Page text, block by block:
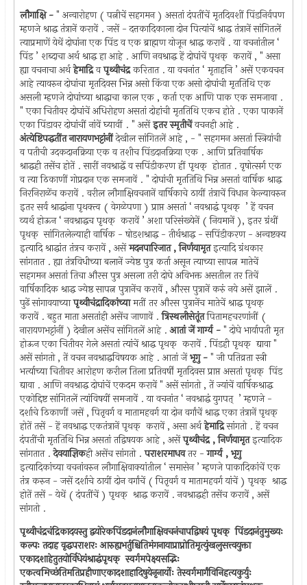
लौगाक्षि -" अन्वारोहण ( पत्नीचें सहगमन ) असतां दंपतींचें मृतदिवशीं पिंडनिर्वपण
म्हणजे श्राद्ध तंत्रानें करावें . जसें - दत्तकादिकाला दोन पित्यांचें श्राद्ध तंत्रानें सांगितलें
त्याप्रमाणें येथें दोघांना एक पिंड व एक ब्राह्मण योजून श्राद्ध करावें . या वचनांतील ‘
पिंड ’ शब्दाचा अर्थ श्राद्ध हा आहे . आणि नवश्राद्ध हें दोघांचें पृथक् ‍ करावें , " असा
ह्या वचनाचा अर्थहेमाद्रिवपृथ्वीचंद्रकरितात . या वचनांत ‘ मृताहनि ’ असें एकवचन
आहे त्यावरुन दोघांचा मृतदिवस भिन्न असो किंवा एक असो दोघांची मृततिथि एक
असली म्हणजे दोघांच्या श्राद्धाचा काल एक , कर्ता एक आणि पाक एक समजावा .
" एका चितीवर दोघांचें अधिरोहण असतां दोहांची मृततिथि एकच होते . एका पाकानें
एका पिंडावर दोघांचीं नांवें घ्यावीं . " असेंइतर स्मृतीचेंवचनही आहे .
अंत्येष्टिपद्धतींत नारायणभट्टांनींदेखील सांगितलें आहे , - " सहगमन असतां स्त्रियांची
व पतीची उदकदानक्रिया एक व तशीच पिंडदानक्रिया एक . आणि प्रतिवार्षिक
श्राद्धही तसेंच होतें . सारीं नवश्राद्धें व सपिंडीकरण हीं पृथक् ‍ होतात . वृषोत्सर्ग एक
व त्या ठिकाणीं गोप्रदान एक समजावें . " दोघांची मृततिथि भिन्न असतां वार्षिक श्राद्ध
निरनिराळेंच करावें . वरील लौगाक्षिवचनानें वार्षिकाचे ठायीं तंत्राचें विधान केल्यावरुन
इतर सर्व श्राद्धांना पृथक्त्व ( वेगळेपणा ) प्राप्त असतां ‘ नवश्राद्धं पृथक् ‍ ’ हें वचन
व्यर्थ होऊन ‘ नवश्राद्धच पृथक् ‍ करावें ’ अशा परिसंख्येनें ( नियमानें ), इतर ग्रंथीं
पृथक् ‍ सांगितलेल्याही वार्षिक - षोडशश्राद्ध - तीर्थश्राद्ध - सपिंडीकरण - अन्वष्टक्य
इत्यादि श्राद्धांत तंत्रच करावें , असेंमदनपारिजात , निर्णयामृतइत्यादि ग्रंथकार
सांगतात . ह्या तंत्रविधीच्या बलानें ज्येष्ठ पुत्र कर्ता असून त्याच्या सापत्न मातेचें
सहगमन असतां तिचा औरस पुत्र असला तरी दोघे अविभक्त असतील तर तिचें
वार्षिकादिक श्राद्ध ज्येष्ठ सापत्न पुत्रानेंच करावें , औरस पुत्रानें करुं नये असें झालें .
पुढें सांगावयाच्यापृथ्वीचंद्रादिकांच्यामतीं तर औरस पुत्रानेंच मातेचें श्राद्ध पृथक् ‍
करावें . बहुत माता असतांही असेंच जाणावें .त्रिस्थलीसेतूंतपितामहचरणांनीं (
नारायणभट्टांनीं ) देखील असेंच सांगितलें आहे .आतां जें गार्ग्य -" दोघे भार्यापती मृत
होऊन एका चितीवर गेले असतां त्यांचें श्राद्ध पृथक् ‍ करावें . पिंडही पृथक् ‍ द्यावा "
असें सांगतो , तें वचन नवश्राद्धविषयक आहे . आतां जेंभृगु -" जी पतिव्रता स्त्री
भर्त्याच्या चितीवर आरोहण करील तिला प्रतिवर्षीं मृतदिवस प्राप्त असतां पृथक् ‍ पिंड
द्यावा . आणि नवश्राद्ध दोघांचें एकदम करावें " असें सांगतो , तें ज्यांचें वार्षिकश्राद्ध
एकोद्दिष्ट सांगितलें त्यांविषयीं समजावें . या वचनांत ‘ नवश्राद्धं युगपत् ‍ ’ म्हणजे -
दर्शाचे ठिकाणीं जसें , पितृवर्ग व मातामहवर्ग या दोन वर्गांचें श्राद्ध एका तंत्रानें पृथक् ‍
होतें तसें - हें नवश्राद्ध एकतंत्रानें पृथक् ‍ करावें , असा अर्थहेमाद्रिसांगतो . हें वचन
दंपतींची मृततिथि भिन्न असतां तद्विषयक आहे , असेंपृथ्वीचंद्र , निर्णयामृतइत्यादिक
सांगतात .देवयाज्ञिकही असेंच सांगतो .पराशरमाधवतर -गार्ग्य , भृगु
इत्यादिकांच्या वचनांवरुन लौगाक्षिवाक्यांतील ‘ समासेन ’ म्हणजे पाकादिकांचें एक
तंत्र करुन - जसें दर्शाचे ठायीं दोन वर्गांचें ( पितृवर्ग व मातामहवर्ग यांचें ) पृथक् ‍ श्राद्ध
होतें तसें - येथें ( दंपतींचें ) पृथक् ‍ श्राद्ध करावें . नवश्राद्धही तसेंच करावें , असें
सांगतो .
पृथ्वीचंद्रचंद्रिकादयस्तु द्वयोरेकपिंडदानंलौगाक्षिवचनंचापद्विषयं पृथक् ‍ पिंडदानंतुमुख्यः
कल्पः तदाह वृद्धपराशरः आरुह्यभर्तुश्चितिमंगनायाप्राप्नोतिमृत्युंखलुसत्त्वयुक्ता
एकादशाहेतुतयोर्विधेयंश्राद्धंपृथक् ‍ स्वर्गमपेक्ष्यसद्भिः
एकत्वमिच्छंतिमतिप्रहीणाएकादशाहादिषुयेनृनार्योः तेस्वर्गमार्गंविनिहत्यकुर्युः